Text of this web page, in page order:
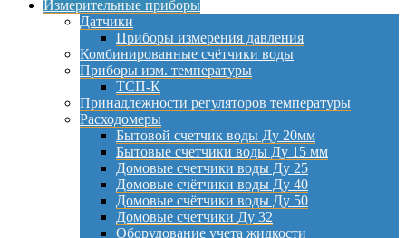
Измерительные приборы
Датчики
Приборы измерения давления
Комбинированные счётчики воды
Приборы изм. температуры
ТСП-К
Принадлежности регуляторов температуры
Расходомеры
Бытовой счетчик воды Ду 20мм
Бытовые счетчики воды Ду 15 мм
Домовые счетчики воды Ду 25
Домовые счётчики воды Ду 40
Домовые счётчики воды Ду 50
Домовые счетчики Ду 32
Оборудование учета жидкости